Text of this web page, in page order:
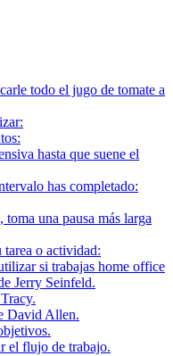
todo el jugo de tomate a
hasta que suene el
has completado:
una pausa más larga
o actividad:
si trabajas home office
Jerry Seinfeld.
David Allen.
el flujo de trabajo.